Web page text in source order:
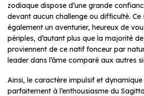
zodiaque dispose d’une grande
devant aucun challenge ou difficulté. Ce
également un aventurier, heureux de
périples, d’autant plus que la majorité
proviennent de ce natif fonceur par
leader dans l’âme comparé aux autres
Ainsi, le caractère impulsif et
parfaitement à l’enthousiasme du